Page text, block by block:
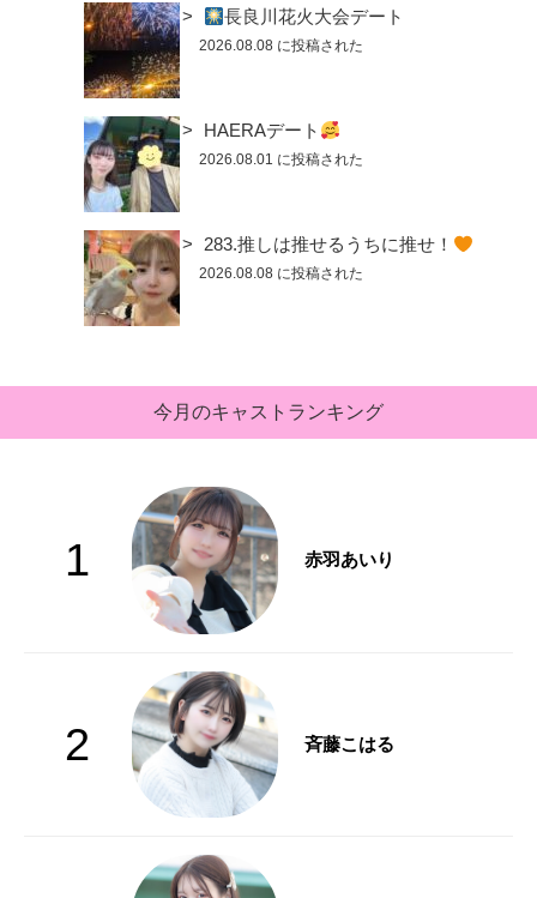
長良川花火大会デート
2026.08.08 に投稿された
HAERAデート
2026.08.01 に投稿された
283.推しは推せるうちに推せ！
2026.08.08 に投稿された
今月のキャストランキング
1 赤羽あいり
2 斉藤こはる